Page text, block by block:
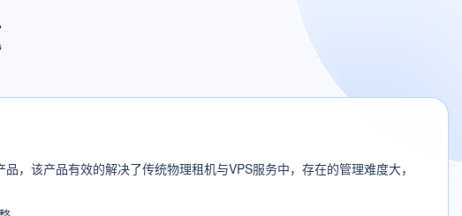
，该产品有效的解决了传统物理租机与VPS服务中，存在的管理难度大，